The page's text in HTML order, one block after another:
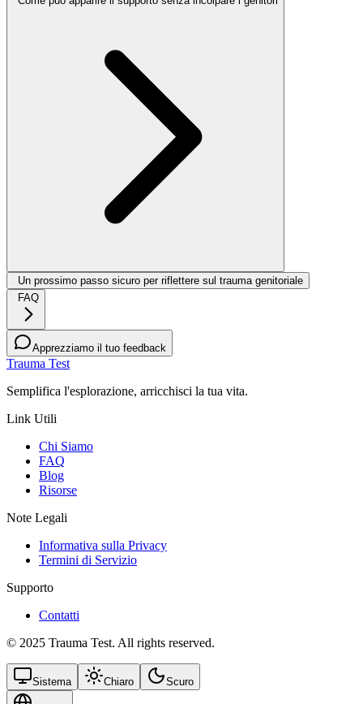
Un prossimo passo sicuro per riflettere sul trauma genitoriale
FAQ
Apprezziamo il tuo feedback
Trauma Test
Semplifica l'esplorazione, arricchisci la tua vita.
Link Utili
Chi Siamo
FAQ
Blog
Risorse
Note Legali
Informativa sulla Privacy
Termini di Servizio
Supporto
Contatti
© 2025 Trauma Test. All rights reserved.
Sistema Chiaro Scuro